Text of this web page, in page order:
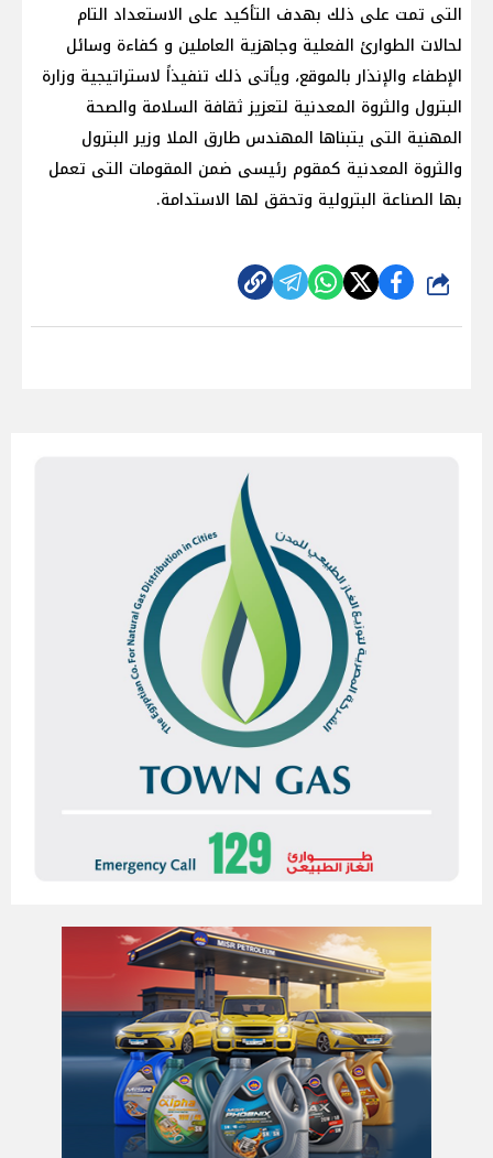
التى تمت على ذلك بهدف التأكيد على الاستعداد التام
لحالات الطوارئ الفعلية وجاهزية العاملين و كفاءة وسائل
الإطفاء والإنذار بالموقع، ويأتى ذلك تنفيذاً لاستراتيجية وزارة
البترول والثروة المعدنية لتعزيز ثقافة السلامة والصحة
المهنية التى يتبناها المهندس طارق الملا وزير البترول
والثروة المعدنية كمقوم رئيسى ضمن المقومات التى تعمل
بها الصناعة البترولية وتحقق لها الاستدامة.
شارك